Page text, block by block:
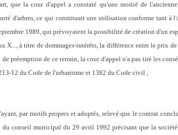
que la cour d'appel a constaté qu'une moitié de
d'arbres, ce qui constituait une utilisation conforme tant à
1989, qui prévoyaient la possibilité de création d'un
X..., à titre de dommages-intérêts, la différence entre le prix
préemption de ce terrain, la cour d'appel n'a pas tiré les
12 du Code de l'urbanisme et 1382 du Code civil ;
par motifs propres et adoptés, relevé que le contrat
conseil municipal du 29 avril 1992 précisant que la